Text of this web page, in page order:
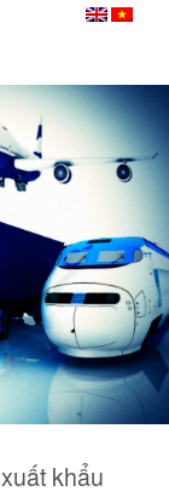
khẩu